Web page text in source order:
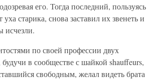
его. Тогда последний, пользуясь
старика, снова заставил их звенеть и
исчезли.
по своей профессии двух
в сообществе с шайкой shauffeurs,
свободным, желал видеть брата